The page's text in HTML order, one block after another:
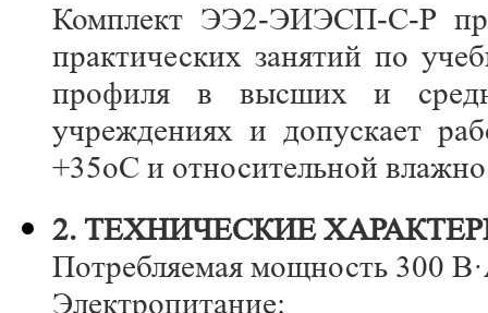
Комплект ЭЭ2-ЭИЭСП-С-Р
практических занятий по
профиля в высших и
учреждениях и допускает
+35оС и относительной
2. ТЕХНИЧЕСКИЕ
Потребляемая мощность 300
Электропитание: